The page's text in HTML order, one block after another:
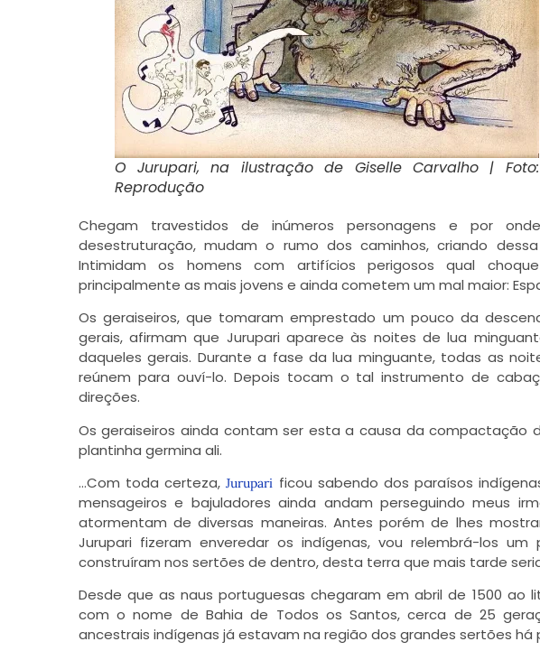
O Jurupari, na ilustração de Giselle Carvalho | Foto:
Reprodução
Chegam travestidos de inúmeros personagens e por
desestruturação, mudam o rumo dos caminhos, criando
Intimidam os homens com artifícios perigosos qual
principalmente as mais jovens e ainda cometem um mal maior:
Os geraiseiros, que tomaram emprestado um pouco da
gerais, afirmam que Jurupari aparece às noites de lua
daqueles gerais. Durante a fase da lua minguante, todas as
reúnem para ouví-lo. Depois tocam o tal instrumento de
direções.
Os geraiseiros ainda contam ser esta a causa da compactação
plantinha germina ali.
…Com toda certeza,Jurupari ficou sabendo dos paraísos
mensageiros e bajuladores ainda andam perseguindo meus
atormentam de diversas maneiras. Antes porém de lhes
Jurupari fizeram enveredar os indígenas, vou relembrá-los
construíram nos sertões de dentro, desta terra que mais tarde
Desde que as naus portuguesas chegaram em abril de 1500
com o nome de Bahia de Todos os Santos, cerca de 25
ancestrais indígenas já estavam na região dos grandes sertões há